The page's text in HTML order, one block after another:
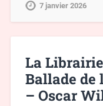
7 janvier 2026
La
Ballade de
– Oscar